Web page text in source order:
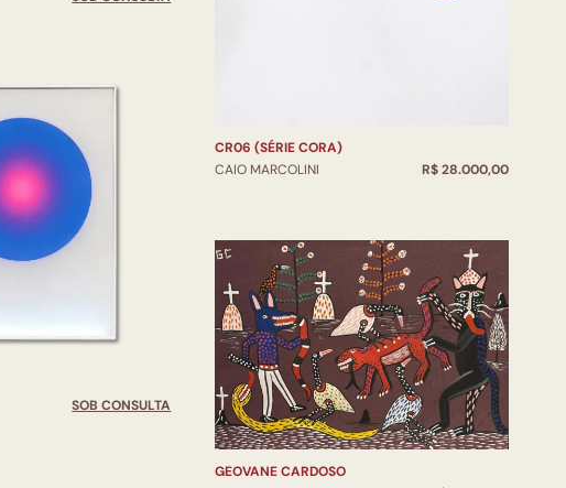
SOB CONSULTA
CR06 (SÉRIE CORA)
CAIO MARCOLINI
R$ 28.000,00
GEOVANE CARDOSO